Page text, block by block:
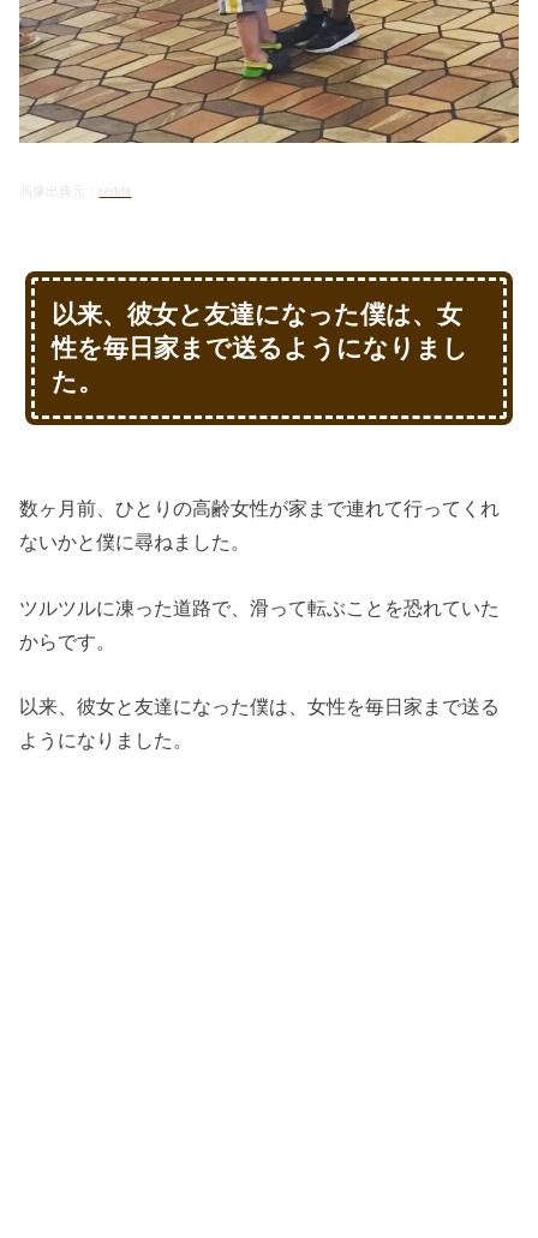
画像出典元： reddit
以来、彼女と友達になった僕は、女
性を毎日家まで送るようになりまし
た。
数ヶ月前、ひとりの高齢女性が家まで連れて行ってくれ
ないかと僕に尋ねました。
ツルツルに凍った道路で、滑って転ぶことを恐れていた
からです。
以来、彼女と友達になった僕は、女性を毎日家まで送る
ようになりました。